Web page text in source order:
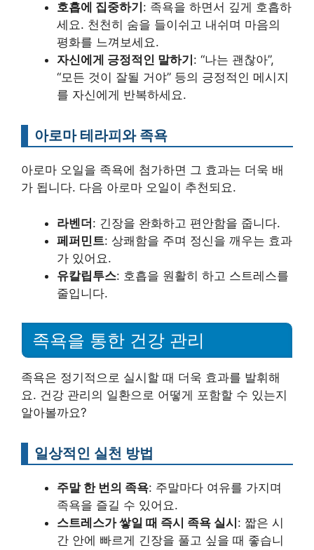
호흡에 집중하기 : 족욕을 하면서 깊게 호흡하
세요. 천천히 숨을 들이쉬고 내쉬며 마음의
평화를 느껴보세요.
자신에게 긍정적인 말하기 : “나는 괜찮아”,
“모든 것이 잘될 거야” 등의 긍정적인 메시지
를 자신에게 반복하세요.
아로마 테라피와 족욕
아로마 오일을 족욕에 첨가하면 그 효과는 더욱 배
가 됩니다. 다음 아로마 오일이 추천되요.
라벤더: 긴장을 완화하고 편안함을 줍니다.
페퍼민트: 상쾌함을 주며 정신을 깨우는 효과
가 있어요.
유칼립투스: 호흡을 원활히 하고 스트레스를
줄입니다.
족욕을 통한 건강 관리
족욕은 정기적으로 실시할 때 더욱 효과를 발휘해
요. 건강 관리의 일환으로 어떻게 포함할 수 있는지
알아볼까요?
일상적인 실천 방법
주말 한 번의 족욕: 주말마다 여유를 가지며
족욕을 즐길 수 있어요.
스트레스가 쌓일 때 즉시 족욕 실시 : 짧은 시
간 안에 빠르게 긴장을 풀고 싶을 때 좋습니